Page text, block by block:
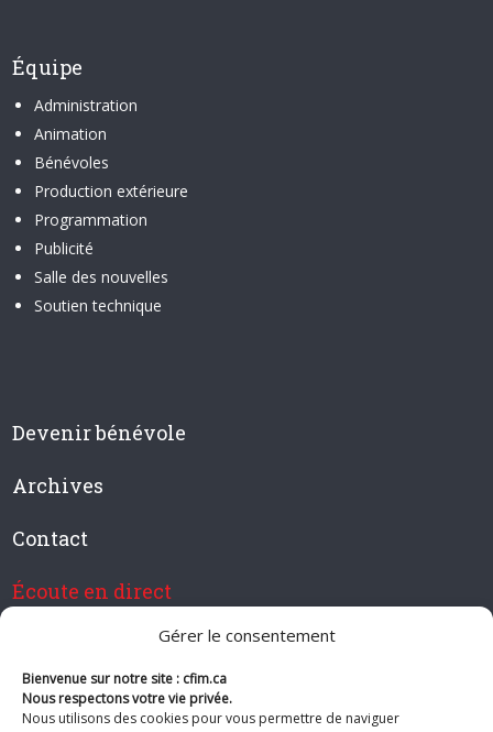
Gérer le consentement
Bienvenue sur notre site : cfim.ca
Nous respectons votre vie privée.
Nous utilisons des cookies pour vous permettre de naviguer
Équipe
Administration
Animation
Bénévoles
Production extérieure
Programmation
Publicité
Salle des nouvelles
Soutien technique
Devenir bénévole
Archives
Contact
Écoute en direct
Devenir membre de CFIM